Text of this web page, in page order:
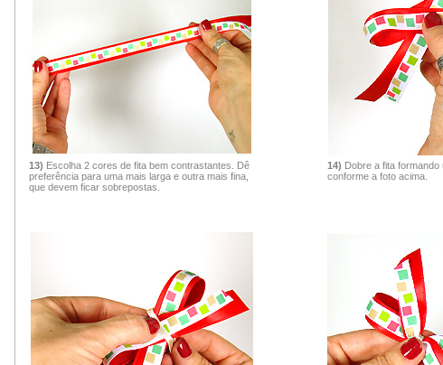
13) Escolha 2 cores de fita bem contrastantes. Dê
preferência para uma mais larga e outra mais fina,
que devem ficar sobrepostas.
14) Dobre a fita formando
conforme a foto acima.